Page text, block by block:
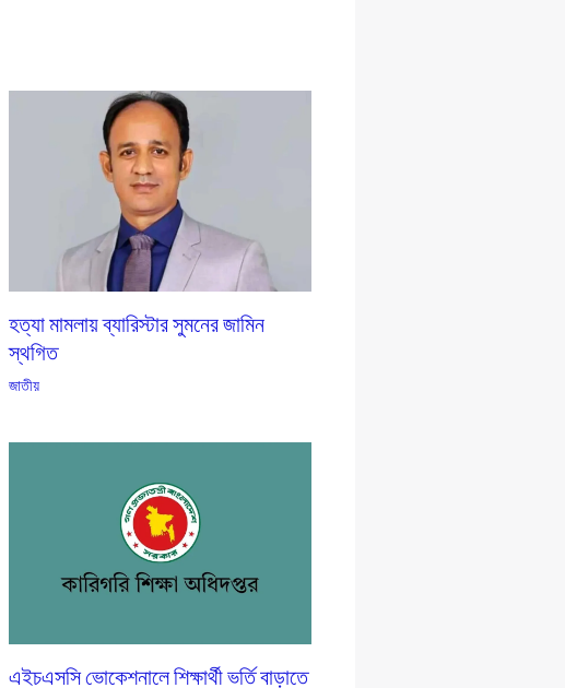
হত্যা মামলায় ব্যারিস্টার সুমনের জামিন
স্থগিত
জাতীয়
এইচএসসি ভোকেশনালে শিক্ষার্থী ভর্তি বাড়াতে